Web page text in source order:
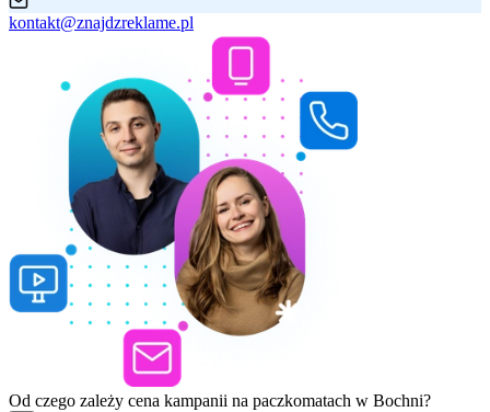
kontakt@znajdzreklame.pl
Od czego zależy cena kampanii na paczkomatach w Bochni?